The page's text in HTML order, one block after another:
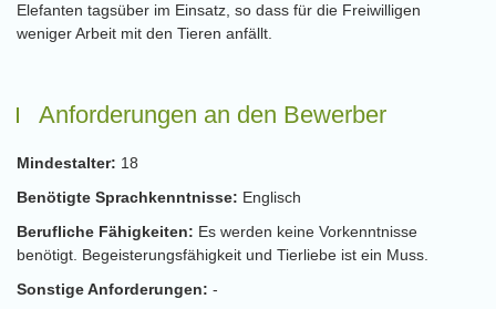
Elefanten tagsüber im Einsatz, so dass für die Freiwilligen
weniger Arbeit mit den Tieren anfällt.
Anforderungen an den Bewerber
Mindestalter: 18
Benötigte Sprachkenntnisse: Englisch
Berufliche Fähigkeiten: Es werden keine Vorkenntnisse
benötigt. Begeisterungsfähigkeit und Tierliebe ist ein Muss.
Sonstige Anforderungen: -